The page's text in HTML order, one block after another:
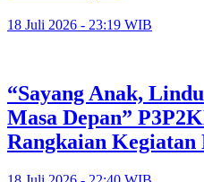
18 Juli 2026 - 23:19 WIB
“Sayang Anak,
Masa Depan”
Rangkaian Kegiatan